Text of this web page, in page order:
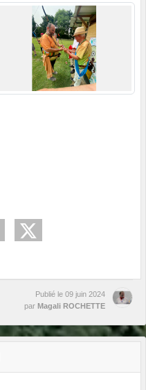
Publié le 09 juin 2024
par Magali ROCHETTE